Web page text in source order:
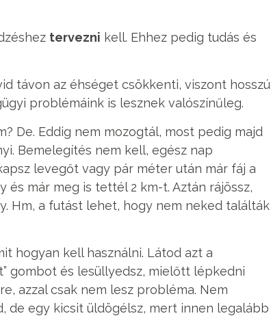
tervezni kell. Ehhez pedig tudás és
távon az éhséget csökkenti, viszont hosszú
problémáink is lesznek valószínűleg.
De. Eddig nem mozogtál, most pedig majd
Bemelegítés nem kell, egész nap
levegőt vagy pár méter után már fáj a
már meg is tettél 2 km-t. Aztán rájössz,
Hm, a futást lehet, hogy nem neked találták
hogyan kell használni. Látod azt a
gombot és lesüllyedsz, mielőtt lépkedni
azzal csak nem lesz probléma. Nem
de egy kicsit üldögélsz, mert innen legalább